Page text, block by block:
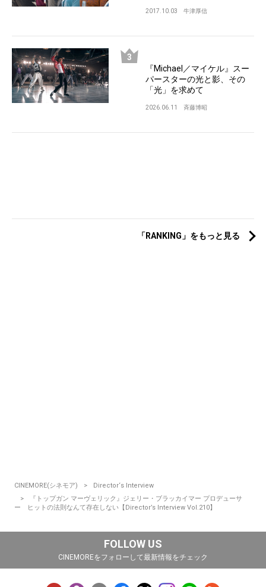
2017.10.03 牛津厚信
『Michael／マイケル』スー
パースターの光と影、その
「光」を求めて
2026.06.11 斉藤博昭
「RANKING」をもっと見る
CINEMORE(シネモア)
Director‘s Interview
『トップガン マーヴェリック』ジェリー・ブラッカイマー プロデューサ
ー ヒットの法則なんて存在しない【Director’s Interview Vol.210】
FOLLOW US
CINEMOREをフォローして最新情報をチェック